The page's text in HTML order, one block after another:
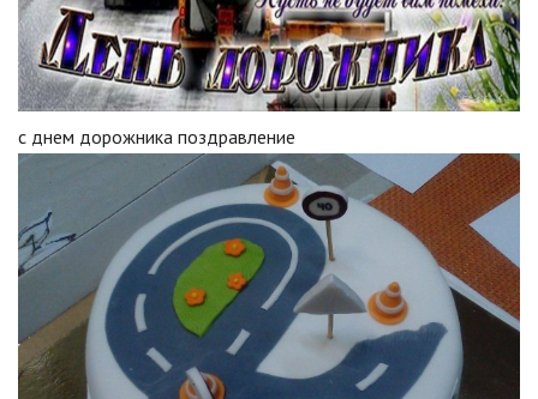
с днем дорожника поздравление